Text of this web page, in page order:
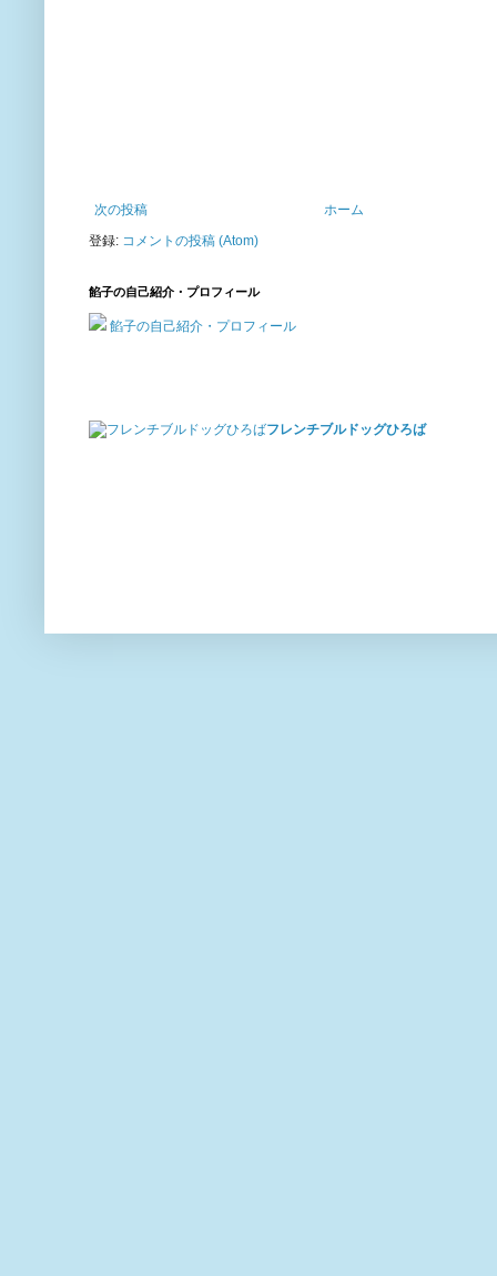
次の投稿
ホーム
登録: コメントの投稿 (Atom)
餡子の自己紹介・プロフィール
餡子の自己紹介・プロフィール
フレンチブルドッグひろば